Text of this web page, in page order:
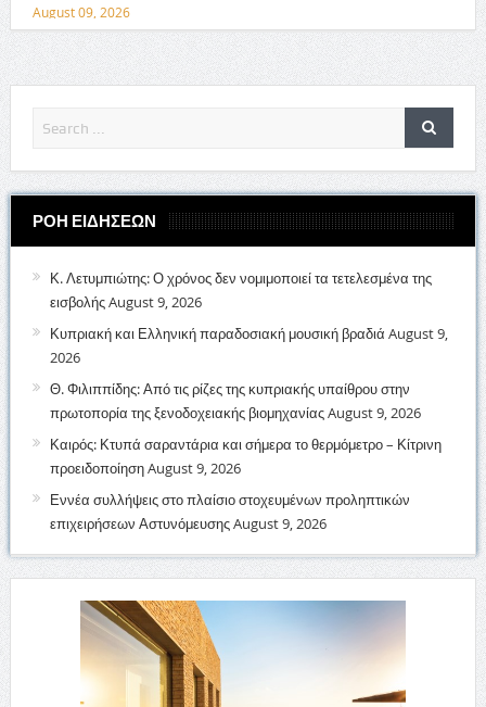
August 09, 2026
ΡΟΗ ΕΙΔΗΣΕΩΝ
Κ. Λετυμπιώτης: Ο χρόνος δεν νομιμοποιεί τα τετελεσμένα της
εισβολήςAugust 9, 2026
Κυπριακή και Ελληνική παραδοσιακή μουσική βραδιά August 9,
2026
Θ. Φιλιππίδης: Από τις ρίζες της κυπριακής υπαίθρου στην
πρωτοπορία της ξενοδοχειακής βιομηχανίαςAugust 9, 2026
Καιρός: Κτυπά σαραντάρια και σήμερα το θερμόμετρο – Κίτρινη
προειδοποίησηAugust 9, 2026
Εννέα συλλήψεις στο πλαίσιο στοχευμένων προληπτικών
επιχειρήσεων ΑστυνόμευσηςAugust 9, 2026